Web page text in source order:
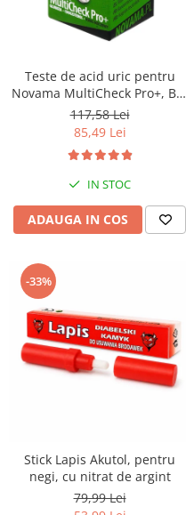
Teste de acid uric pentru
Novama MultiCheck Pro+, BK-
U1, 25 teste/ cutie
117,58 Lei
85,49 Lei
IN STOC
ADAUGA IN COS
-33%
Stick Lapis Akutol, pentru
negi, cu nitrat de argint
79,99 Lei